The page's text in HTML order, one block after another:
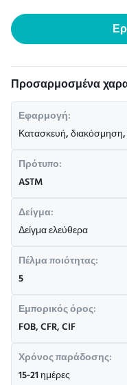
Προσαρμοσμένα
Εφαρμογή:
Κατασκευή,
Πρότυπο:
ASTM
Δείγμα:
Δείγμα ελεύθερα
Πέλμα ποιότητας:
5
Εμπορικός όρος:
FOB, CFR, CIF
Χρόνος παράδοσης:
15-21 ημέρες